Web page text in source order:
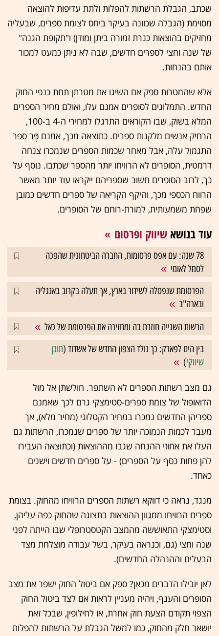
שכתב, הגבלת הרשתות להפלות ולתת עדיפות להוצאה
מסוימת (הגבלה שכוונה בעיקר ביחס לצומת ספרים, שבעליה
מחזיקים בהוצאות כנרת זמורה ביתן ומודן) ו"תקופת הגנה"
של שנה וחצי לספרים חדשים, שבה לא ניתן כמעט למכור
אותם בהנחות.
אלא שהמטרות ספק אם השיגו את מטרתן תחת כנפי החוק
החדש. התמלוגים לסופרים אמנם עלו, ואולם מחיר הספרים
המלא בשוק, שבו הקוראים התרגלו למחירי ה-4 ב-100,
הרחיק אנשים מלקנות ספרים. כתוצאה מכך, אמנם פֶּר ספר
התגמול עלה, אבל מאחר שכמות הספרים שנמכרו צנחה
דרמטית, הסופרים לא הרוויחו יותר מהספר שכתבו. נוסף על
כך, לרוב הסופרים חשוב שספריהם ייקראו עוד יותר מאשר
הרווח הכספי מכך, והיקף הקריאה של ספרים חדשים כמובן
שפחת משמעותית, למורת-רוחם של הסופרים.
עוד בנושא שיווק ופרסום
78 שנה: עם אפס פרסומות, החברה הביטחונית שהפכה
לסמל לאומי
הפרסומת שנפסלה לשידור בארץ, אך תעלה בקרוב באנגליה
ובארה"ב
הרשות השנייה חוזרת בה ומחזירה את הפרסומת של כאל
בין הים לפארק: כך נולד הצפון החדש של אשדוד (תוכן
שיווקי)
גם מצב רשתות הספרים לא השתפר. חולשתן אל מול
הדואופול של צומת ספרים-סטימצקי גרם לכך שאמנם
ספריהן החדשים נמכרו במחיר הקטלוגי (מחיר מלא), אך
מעבר לכמות הנמוכה יותר של ספרים שנמכרו, הרשתות גם
העלו את אחוזי ההנחה שגבו מההוצאות (וכתוצאה העבירו
להן פחות כסף על הספרים) - על ספרים חדשים וישנים
כאחד.
מנגד, נראה כי דווקא רשתות הספרים הרוויחו מהחוק. בצומת
ספרים הרוויחו ממגוון ההוצאות בתצוגה שהחוק כפה עליהן,
וסטימצקי התאוששה מהמצב הקטסטרופלי שבו הייתה לפני
שנה וחצי (גם, וכנראה בעיקר, בשל עבודה מוצלחת מצד
הבעלים וההנהלה החדשים).
לאן יובילו הדברים מכאן? ספק אם ביטול החוק ישפר את מצב
הסופרים והענף, ויהיה מעניין לראות אם לצד ביטול החוק
הצפוי תקודם הצעת חוק אחרת, או לחילופין, שבכל זאת
יושאר חלק מהחוק, כמו למשל הגבלת על הרשתות להפלות